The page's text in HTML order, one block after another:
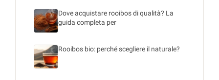
Dove acquistare rooibos di qualità? La
guida completa per
Rooibos bio: perché scegliere il naturale?